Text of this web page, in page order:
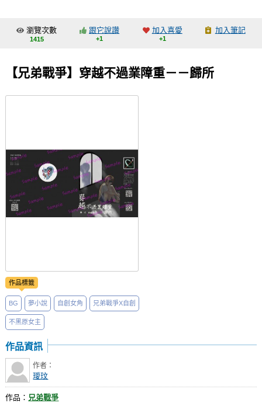
交流中心
會員功能選單
瀏覽次數
1415
跟它說讚
+1
加入喜愛
+1
加入筆記
【兄弟戰爭】穿越不過業障重－－歸所
作品標籤
BG 夢小說 自創女角 兄弟戰爭X自創
不黑原女主
作品資訊
作者：
璦玟
作品： 兄弟戰爭